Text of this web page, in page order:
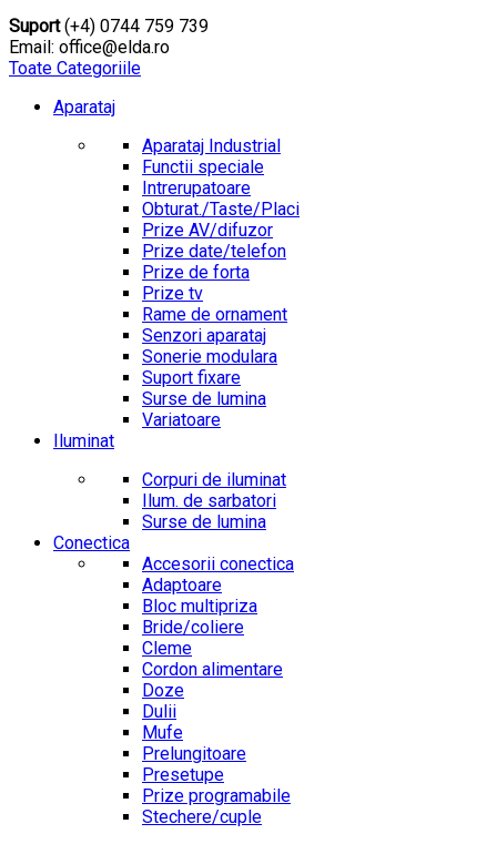
Suport(+4) 0744 759 739
Email: office@elda.ro
Toate Categoriile
Aparataj
Aparataj Industrial
Functii speciale
Intrerupatoare
Obturat./Taste/Placi
Prize AV/difuzor
Prize date/telefon
Prize de forta
Prize tv
Rame de ornament
Senzori aparataj
Sonerie modulara
Suport fixare
Surse de lumina
Variatoare
Iluminat
Corpuri de iluminat
Ilum. de sarbatori
Surse de lumina
Conectica
Accesorii conectica
Adaptoare
Bloc multipriza
Bride/coliere
Cleme
Cordon alimentare
Doze
Dulii
Mufe
Prelungitoare
Presetupe
Prize programabile
Stechere/cuple